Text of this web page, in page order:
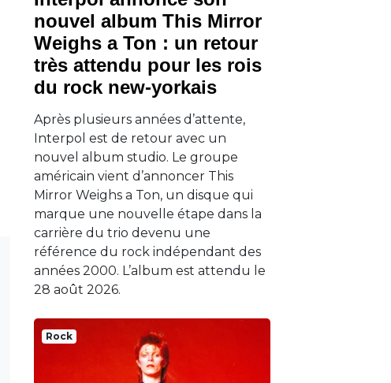
nouvel album This Mirror
Weighs a Ton : un retour
très attendu pour les rois
du rock new-yorkais
Après plusieurs années d’attente,
Interpol est de retour avec un
nouvel album studio. Le groupe
américain vient d’annoncer This
Mirror Weighs a Ton, un disque qui
marque une nouvelle étape dans la
carrière du trio devenu une
référence du rock indépendant des
années 2000. L’album est attendu le
28 août 2026.
Rock